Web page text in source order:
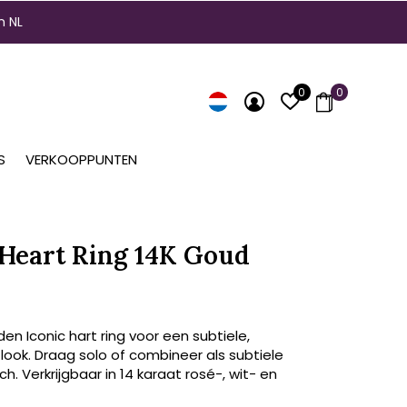
VERKOOPPUNTEN
0 0
NL
Ring 14K Goud
Iconic hart ring voor een subtiele,
Draag solo of combineer als subtiele
Verkrijgbaar in 14 karaat rosé-, wit- en